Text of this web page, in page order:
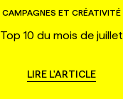
CAMPAGNES ET CRÉATIVITÉ
Top 10 du mois de juillet
LIRE L'ARTICLE